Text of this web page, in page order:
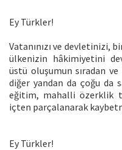
Ey Türkler!
Vatanınızı ve devletinizi,
ülkenizin hâkimiyetini
üstü oluşumun sıradan
diğer yandan da çoğu da
eğitim, mahalli özerklik
içten parçalanarak
Ey Türkler!